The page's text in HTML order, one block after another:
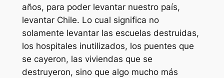
años, para poder levantar nuestro país,
levantar Chile. Lo cual significa no
solamente levantar las escuelas destruidas,
los hospitales inutilizados, los puentes que
se cayeron, las viviendas que se
destruyeron, sino que algo mucho más